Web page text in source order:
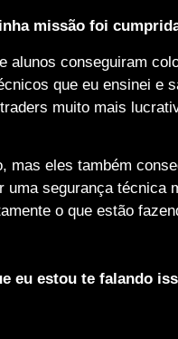
missão foi
alunos conseguiram
que eu ensinei e
muito mais
mas eles também
uma segurança técnica
o que estão
eu estou te falando